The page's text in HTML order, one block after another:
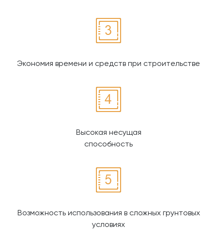
Экономия времени и средств при строительстве
Высокая несущая
способность
Возможность использования в сложных грунтовых
условиях